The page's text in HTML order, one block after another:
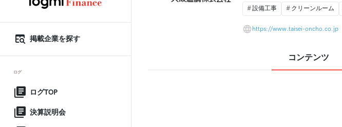
掲載企業を探す
ログ
ログTOP
決算説明会
設備工事 クリーンルーム
https://www.taisei-oncho.co.jp
コンテンツ